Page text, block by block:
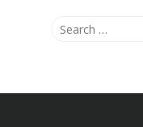
Search